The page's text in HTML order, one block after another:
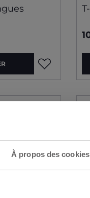
À propos des cookies
!